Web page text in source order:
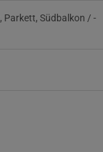
Parkett Südbalkon / -